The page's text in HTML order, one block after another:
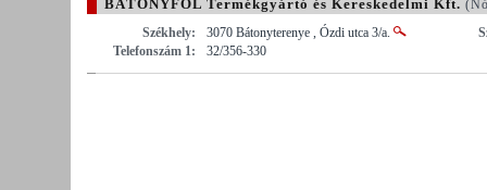
BÁTONYFOL Termékgyártó és Kereskedelmi Kft.
Székhely:
3070 Bátonyterenye , Ózdi utca 3/a.
Telefonszám 1:
32/356-330